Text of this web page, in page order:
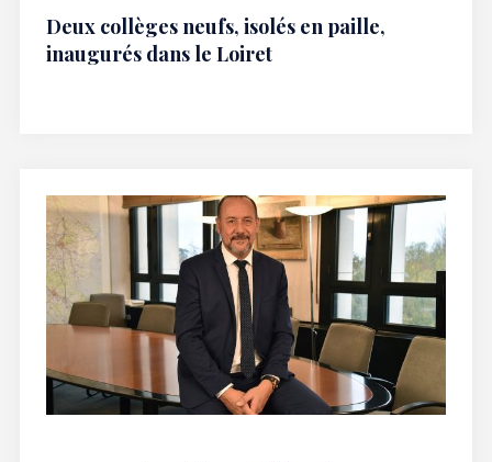
Deux collèges neufs, isolés en paille,
inaugurés dans le Loiret